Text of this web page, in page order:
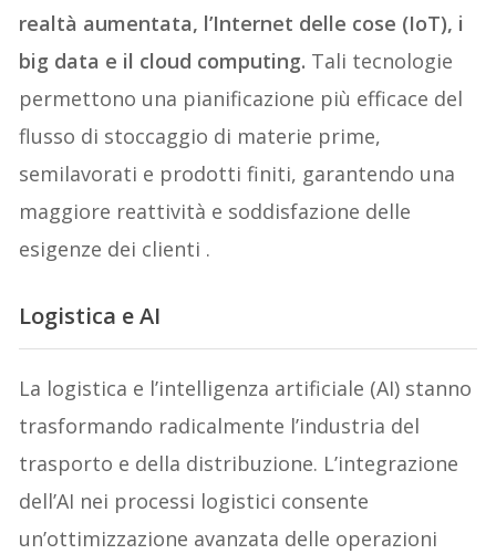
realtà aumentata, l’Internet delle cose (IoT), i
big data e il cloud computing. Tali tecnologie
permettono una pianificazione più efficace del
flusso di stoccaggio di materie prime,
semilavorati e prodotti finiti, garantendo una
maggiore reattività e soddisfazione delle
esigenze dei clienti .
Logistica e AI
La logistica e l’intelligenza artificiale (AI) stanno
trasformando radicalmente l’industria del
trasporto e della distribuzione. L’integrazione
dell’AI nei processi logistici consente
un’ottimizzazione avanzata delle operazioni